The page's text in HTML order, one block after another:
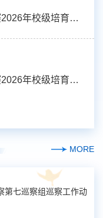
关于开展中国国际大学生创新大赛2026年校级培育项目集训营（九）的通知
关于开展中国国际大学生创新大赛2026年校级培育项目集训营（八）的通知
MORE
第七巡察组巡察工作动